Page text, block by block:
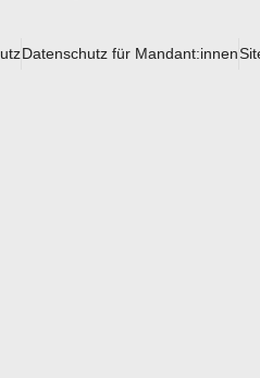
Datenschutz für Mandant:innen